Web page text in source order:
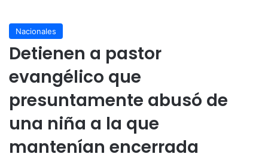
Nacionales
Detienen a pastor
evangélico que
presuntamente abusó de
una niña a la que
mantenían encerrada